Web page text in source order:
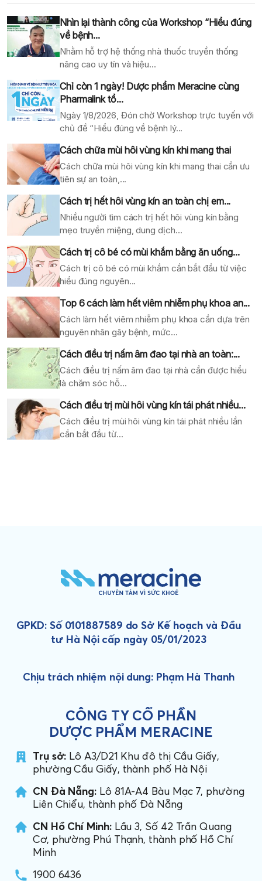
Nhìn lại thành công của Workshop “Hiểu đúng
về bệnh...
Nhằm hỗ trợ hệ thống nhà thuốc truyền thống
nâng cao uy tín và hiệu...
Chỉ còn 1 ngày! Dược phẩm Meracine cùng
Pharmalink tổ...
Ngày 1/8/2026, Đón chờ Workshop trực tuyến với
chủ đề “Hiểu đúng về bệnh lý...
Cách chữa mùi hôi vùng kín khi mang thai
Cách chữa mùi hôi vùng kín khi mang thai cần ưu
tiên sự an toàn,...
Cách trị hết hôi vùng kín an toàn chị em...
Nhiều người tìm cách trị hết hôi vùng kín bằng
mẹo truyền miệng, dung dịch...
Cách trị cô bé có mùi khắm bằng ăn uống...
Cách trị cô bé có mùi khắm cần bắt đầu từ việc
hiểu đúng nguyên...
Top 6 cách làm hết viêm nhiễm phụ khoa an...
Cách làm hết viêm nhiễm phụ khoa cần dựa trên
nguyên nhân gây bệnh, mức...
Cách điều trị nấm âm đao tại nhà an toàn:...
Cách điều trị nấm âm đao tại nhà cần được hiểu
là chăm sóc hỗ...
Cách điều trị mùi hôi vùng kín tái phát nhiều...
Cách điều trị mùi hôi vùng kín tái phát nhiều lần
cần bắt đầu từ...
GPKD: Số 0101887589 do Sở Kế hoạch và Đầu
tư Hà Nội cấp ngày 05/01/2023
Chịu trách nhiệm nội dung: Phạm Hà Thanh
CÔNG TY CỔ PHẦN
DƯỢC PHẨM MERACINE
Trụ sở: Lô A3/D21 Khu đô thị Cầu Giấy,
phường Cầu Giấy, thành phố Hà Nội
CN Đà Nẵng: Lô 81A-A4 Bàu Mạc 7, phường
Liên Chiểu, thành phố Đà Nẵng
CN Hồ Chí Minh:Lầu 3, Số 42 Trần Quang
Cơ, phường Phú Thạnh, thành phố Hồ Chí
Minh
1900 6436